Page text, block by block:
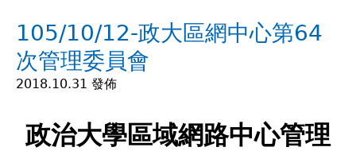
裡
105/10/12-政大區網中心第64
次管理委員會
2018.10.31 發佈
政治大學區域網路中心管理